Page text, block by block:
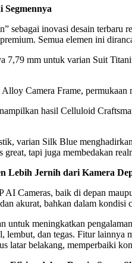
Segmennya
sebagai inovasi desain
Semua elemen ini
7,79 mm untuk varian Suit
Camera Frame,
hasil Celluloid
varian Silk Blue
tapi juga membedakan
Lebih Jernih dari Kamera
Cameras, baik di depan
akurat, bahkan dalam kondisi
untuk meningkatkan
lembut, dan tegas. Fitur
latar belakang, memperbaiki